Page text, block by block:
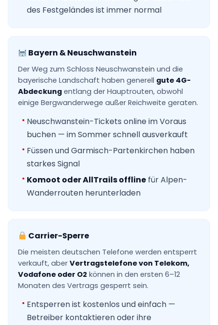
des Festgeländes ist immer normal
Bayern & Neuschwanstein
Der Weg zum Schloss Neuschwanstein und die
bayerische Landschaft haben generell gute 4G-
Abdeckung entlang der Hauptrouten, obwohl
einige Bergwanderwege außer Reichweite geraten.
Neuschwanstein-Tickets online im Voraus
buchen — im Sommer schnell ausverkauft
Füssen und Garmisch-Partenkirchen haben
starkes Signal
Komoot oder AllTrails offline für Alpen-
Wanderrouten herunterladen
Carrier-Sperre
Die meisten deutschen Telefone werden entsperrt
verkauft, aber Vertragstelefone von Telekom,
Vodafone oder O2 können in den ersten 6–12
Monaten des Vertrags gesperrt sein.
Entsperren ist kostenlos und einfach —
Betreiber kontaktieren oder ihre